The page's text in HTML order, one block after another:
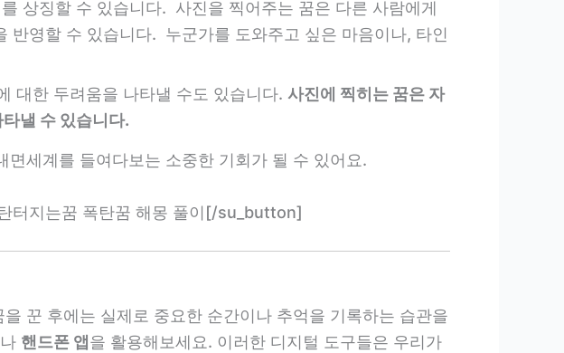
상징할 수 있습니다. 사진을 찍어주는 꿈은 다른 사람에게
반영할 수 있습니다. 누군가를 도와주고 싶은 마음이나, 타인
대한 두려움을 나타낼 수도 있습니다. 사진에 찍히는 꿈은 자
낼 수 있습니다.
세계를 들여다보는 소중한 기회가 될 수 있어요.
지는꿈 폭탄꿈 해몽 풀이[/su_button]
꾼 후에는 실제로 중요한 순간이나 추억을 기록하는 습관을
핸드폰 앱 을 활용해보세요. 이러한 디지털 도구들은 우리가